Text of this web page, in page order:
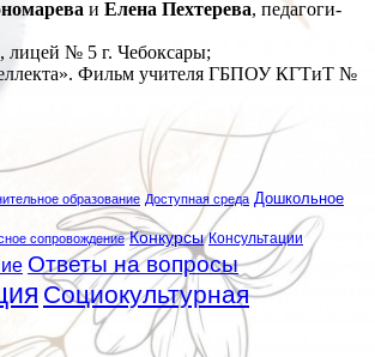
и Елена Пехтерева, педагоги-
лицей № 5 г. Чебоксары;
Фильм учителя ГБПОУ КГТиТ №
образование Доступная среда Дошкольное
сопровождение Конкурсы Консультации
Ответы на вопросы
Социокультурная